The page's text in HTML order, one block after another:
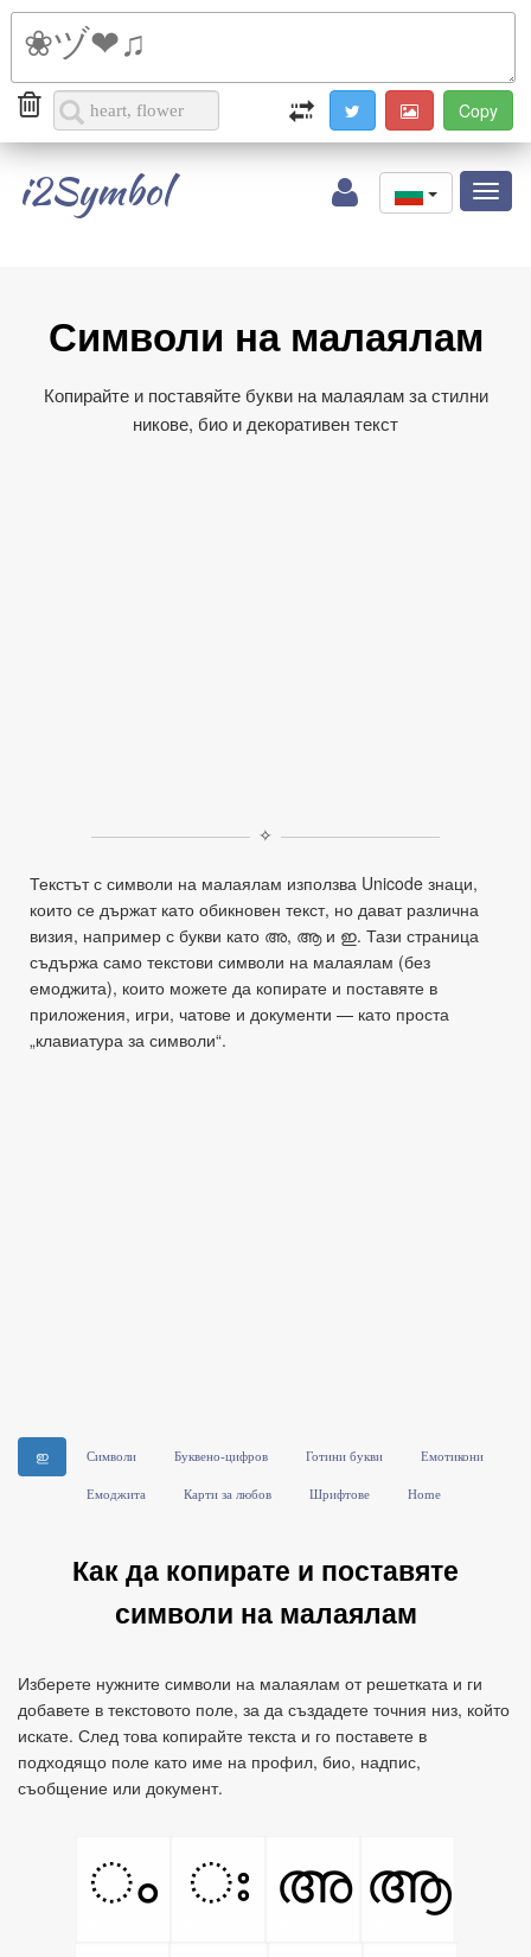
i2Symbol
Символи на малаялам
Копирайте и поставяйте букви на малаялам за стилни
никове, био и декоративен текст
✧
Текстът с символи на малаялам използва Unicode знаци,
които се държат като обикновен текст, но дават различна
визия, например с букви като അ, ആ и ഇ. Тази страница
съдържа само текстови символи на малаялам (без
емоджита), които можете да копирате и поставяте в
приложения, игри, чатове и документи — като проста
„клавиатура за символи“.
ഇ Символи Буквено-цифров Готини букви Емотикони
Емоджита Карти за любов Шрифтове Home
Как да копирате и поставяте
символи на малаялам
Изберете нужните символи на малаялам от решетката и ги
добавете в текстовото поле, за да създадете точния низ, който
искате. След това копирайте текста и го поставете в
подходящо поле като име на профил, био, надпис,
съобщение или документ.
ം ഃ അ ആ